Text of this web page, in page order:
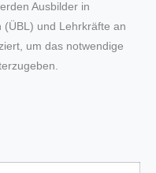
Ausbilder in
(ÜBL) und Lehrkräfte an
um das notwendige